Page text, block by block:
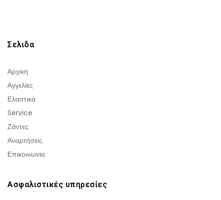
Σελιδα
Αρχική
Αγγελίες
Ελαστικά
Service
Ζάντες
Αναρτήσεις
Επικοινωνία
Ασφαλιστικές υπηρεσίες